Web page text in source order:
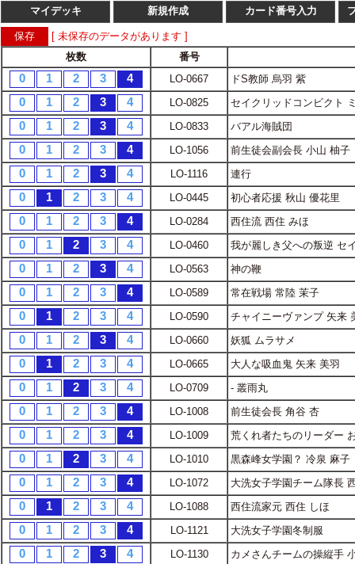
マイデッキ 新規作成 カード番号入力
1 2 3 4
1 2 3 4 LO-
1 2 3
1 2 3 4 LO-
1
1 2 3 4 LO-
1 2 3 4
1 2 3 4 LO-
1 2
1 2 3 4 LO-
1 2 3 4 LO-
1 2 3 4
1 2 3 4 LO-
1 2
1 2 3 4 LO-
1 2 3 4 LO-
1 2 3 4 LO-
1 2 3 4 LO-
1 2 3 4 LO-
1 2 3 4 LO-
[ 未保存のデータがあります ]
枚数
番号
0 1 2 3 4 LO-0667 ドS教師 烏羽 紫
0 1 2 3 4 LO-0825 セイクリッドコンビクト
0 1 2 3 4 LO-0833 バアル海賊団
0 1 2 3 4 LO-1056 前生徒会副会長 小山 柚子
0 1 2 3 4 LO-1116 連行
0 1 2 3 4 LO-0445 初心者応援 秋山 優花里
0 1 2 3 4 LO-0284 西住流 西住 みほ
0 1 2 3 4 LO-0460 我が麗しき父への叛逆 セ
0 1 2 3 4 LO-0563 神の鞭
0 1 2 3 4 LO-0589 常在戦場 常陸 茉子
0 1 2 3 4 LO-0590 チャイニーヴァンプ 矢来
0 1 2 3 4 LO-0660 妖狐 ムラサメ
0 1 2 3 4 LO-0665 大人な吸血鬼 矢来 美羽
0 1 2 3 4 LO-0709 - 叢雨丸
0 1 2 3 4 LO-1008 前生徒会長 角谷 杏
0 1 2 3 4 LO-1009 荒くれ者たちのリーダー
0 1 2 3 4 LO-1010 黒森峰女学園？ 冷泉 麻子
0 1 2 3 4 LO-1072 大洗女子学園チーム隊長
0 1 2 3 4 LO-1088 西住流家元 西住 しほ
0 1 2 3 4 LO-1121 大洗女子学園冬制服
0 1 2 3 4 LO-1130 カメさんチームの操縦手